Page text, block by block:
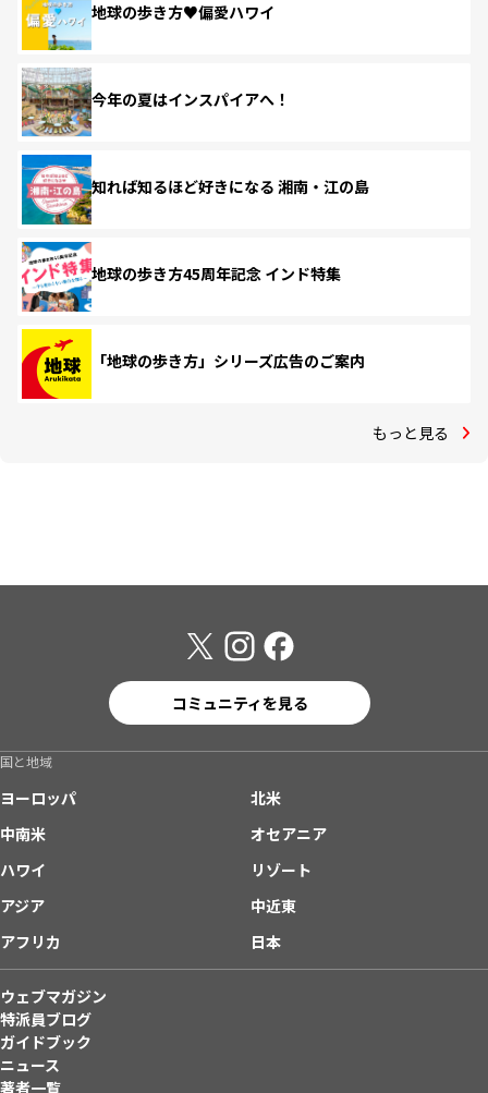
地球の歩き方♥偏愛ハワイ
今年の夏はインスパイアへ！
知れば知るほど好きになる 湘南・江の島
地球の歩き方45周年記念 インド特集
「地球の歩き方」シリーズ広告のご案内
もっと見る
コミュニティを見る
国と地域
ヨーロッパ
北米
中南米
オセアニア
ハワイ
リゾート
アジア
中近東
アフリカ
日本
ウェブマガジン
特派員ブログ
ガイドブック
ニュース
著者一覧